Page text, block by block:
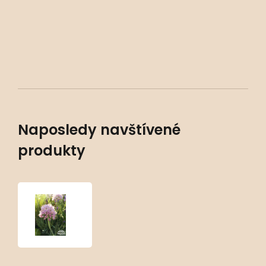
Naposledy navštívené
produkty